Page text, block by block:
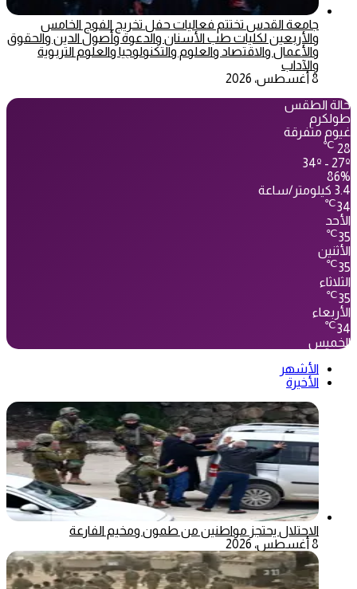
جامعة القدس تختتم فعاليات حفل تخريج الفوج الخامس
والأربعين لكليات طب الأسنان والدعوة وأصول الدين والحقوق
والأعمال والاقتصاد والعلوم والتكنولوجيا والعلوم التربوية
والآداب
8 أغسطس، 2026
حالة الطقس
طولكرم
غيوم متفرقة
28
℃
34º - 27º
86%
3.4 كيلومتر/ساعة
34
℃
الأحد
35
℃
الأثنين
35
℃
الثلاثاء
35
℃
الأربعاء
34
℃
الخميس
الأشهر
الأخيرة
الاحتلال يحتجز مواطنين من طمون ومخيم الفارعة
8 أغسطس، 2026